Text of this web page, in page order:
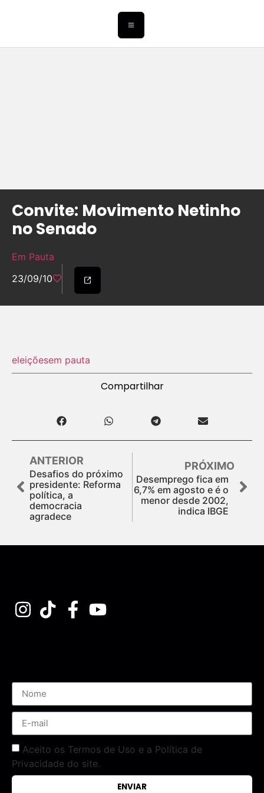
Convite: Movimento Netinho
no Senado
Em Pauta
23/09/10
eleiçõesem pauta
Compartilhar
ANTERIOR
Desafios do próximo
presidente: Reforma
política, a
democracia
agradece
PRÓXIMO
Desemprego fica em
6,7% em agosto e é o
menor desde 2002,
indica IBGE
Aceito os Termos de Uso e a Política de
Privacidade do site.
ENVIAR